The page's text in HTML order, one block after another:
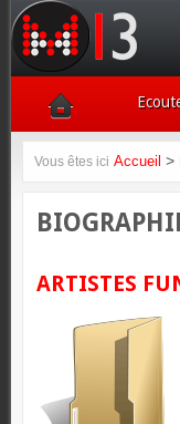
Vous êtes ici Accueil >
ARTISTES